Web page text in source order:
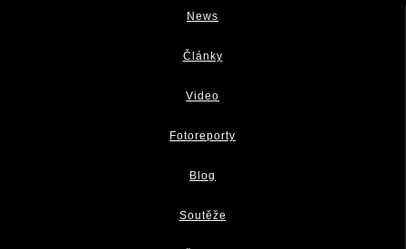
News
Články
Video
Fotoreporty
Blog
Soutěže